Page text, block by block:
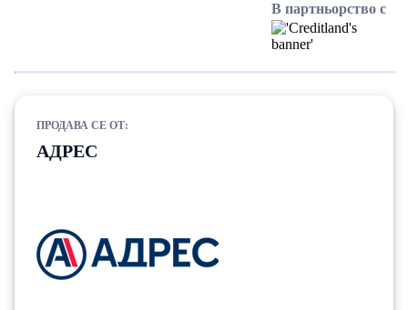
В партньорство с
ПРОДАВА СЕ ОТ:
АДРЕС